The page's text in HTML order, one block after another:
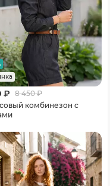
₽ 8 450₽
комбинезон с